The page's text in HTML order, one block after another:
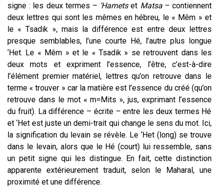
signe : les deux termes – ‘Hametset Matsa– contiennent
deux lettres qui sont les mêmes en hébreu, le « Mêm » et
le « Tsadik », mais la différence est entre deux lettres
presque semblables, l’une courte Hé, l’autre plus longue
‘Het. Le « Mêm » et le « Tsadik » se retrouvent dans les
deux mots et expriment l’essence, l’être, c’est-à-dire
l’élément premier matériel, lettres qu’on retrouve dans le
terme « trouver » car la matière est l’essence du créé (qu’on
retrouve dans le mot « m=Mits », jus, exprimant l’essence
du fruit). La différence – écrite – entre les deux termes Hé
et ‘Het est juste un demi-trait qui change le sens du mot. Ici,
la signification du levain se révèle. Le ‘Het (long) se trouve
dans le levain, alors que le Hé (court) lui ressemble, sans
un petit signe qui les distingue. En fait, cette distinction
apparente extérieurement traduit, selon le Maharal, une
proximité et une différence.